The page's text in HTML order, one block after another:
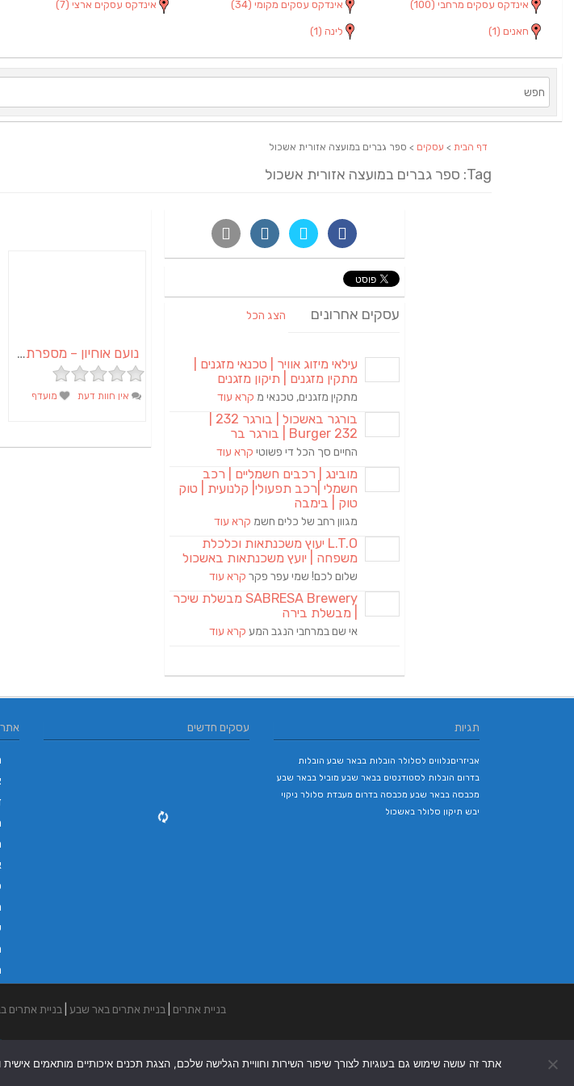
אינדקס עסקים מרחבי (100) אינדקס עסקים מקומי (34) אינדקס עסקים ארצי (7)
חאנים (1) לינה (1)
דף הבית > עסקים > ספר גברים במועצה אזורית אשכול
Tag: ספר גברים במועצה אזורית אשכול
נועם אוחיון – מספרת גברים במושב עמי עוז
אין חוות דעת מועדף
עסקים אחרונים הצג הכל
עילאי מיזוג אוויר | טכנאי מזגנים |
מתקין מזגנים | תיקון מזגנים
מתקין מזגנים, טכנאי מ קרא עוד
Burger 232 | בורגר בר
החיים סך הכל די פשוטי קרא עוד
מובינג | רכבים חשמליים | רכב
חשמלי |רכב תפעולי| קלנועית | טוק
טוק | בימבה
מגוון רחב של כלים חשמ קרא עוד
L.T.O יעוץ משכנתאות וכלכלת
משפחה | יועץ משכנתאות באשכול
שלום לכם! שמי עפר פקר קרא עוד
SABRESA Brewery מבשלת שיכר
| מבשלת בירה
אי שם במרחבי הנגב המע קרא עוד
עסקים חדשים תגיות
אביזריםנלווים לסלולר הובלות בבאר שבע הובלות
בדרום הובלות לסטודנטים בבאר שבע מוביל בבאר שבע
מכבסה בבאר שבע מכבסה בדרום מעבדת סלולר ניקוי
יבש תיקון סלולר באשכול
בניית אתרים בניית אתרים באר שבע בניית אתרים
אתר זה עושה שימוש גם בעוגיות לצורך שיפור השירות וחוויית הגלישה שלכם, הצגת תכנים איכותיים מותאמים אישית